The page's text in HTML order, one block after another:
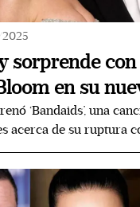
2025
sorprende con
en su
‘Bandaids’, una
acerca de su ruptura